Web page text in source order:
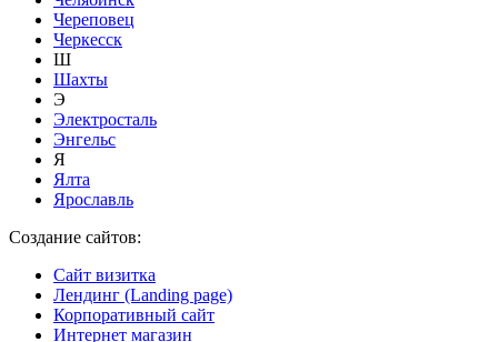
Череповец
Черкесск
Ш
Шахты
Э
Электросталь
Энгельс
Я
Ялта
Ярославль
Создание сайтов:
Сайт визитка
Лендинг (Landing page)
Корпоративный сайт
Интернет магазин